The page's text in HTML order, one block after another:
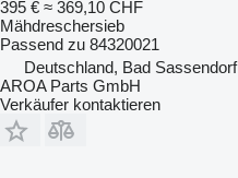
395 € ≈ 369,10 CHF
Mähdreschersieb
Passend zu 84320021
Deutschland, Bad Sassendorf
AROA Parts GmbH
Verkäufer kontaktieren